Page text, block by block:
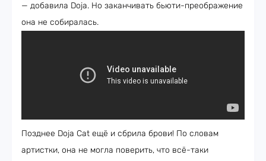
— добавила Doja. Но заканчивать бьюти-преображение
она не собиралась.
Позднее Doja Cat ещё и сбрила брови! По словам
артистки, она не могла поверить, что всё-таки